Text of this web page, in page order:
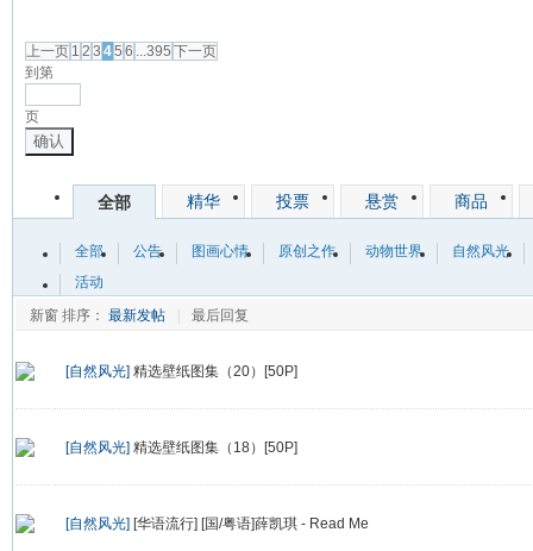
上一页 1 2 3 45 6 ...395 下一页
到第
页
确认
全部 精华 投票 悬赏 商品
全部 公告 图画心情 原创之作 动物世界
自然风光
活动
新窗 排序： 最新发帖 最后回复
[自然风光] 精选壁纸图集（20）[50P]
[自然风光] 精选壁纸图集（18）[50P]
[自然风光] [华语流行] [国/粤语]薛凯琪 - Read Me